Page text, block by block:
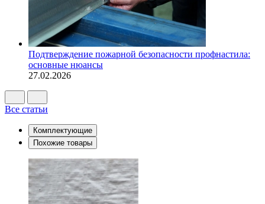
Подтверждение пожарной безопасности профнастила:
основные нюансы
27.02.2026
Все статьи
Комплектующие
Похожие товары